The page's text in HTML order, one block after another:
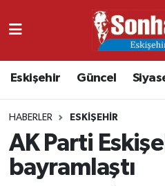
Eskişehir Güncel
HABERLER ESKIŞEHIR
AK Parti
bayramlaştı
Ekonomi
Nöbetçi Eczaneler
Namaz Vakitleri
Trafik Durumu